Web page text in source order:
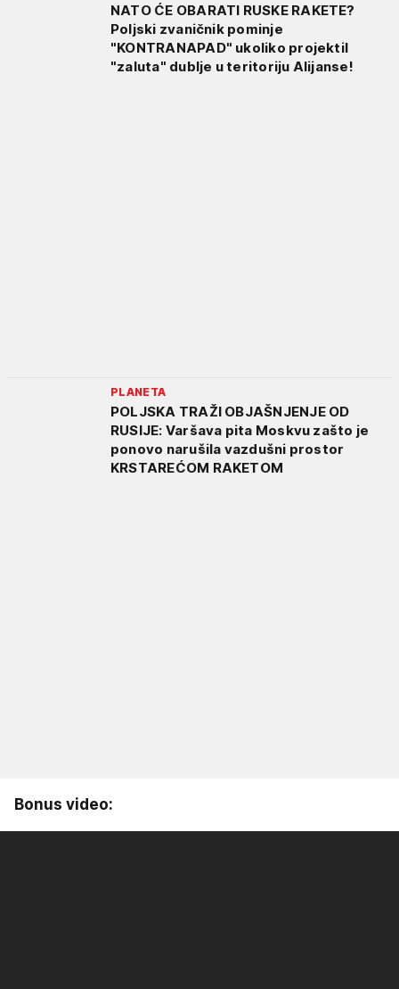
NATO ĆE OBARATI RUSKE RAKETE?
Poljski zvaničnik pominje
"KONTRANAPAD" ukoliko projektil
"zaluta" dublje u teritoriju Alijanse!
PLANETA
POLJSKA TRAŽI OBJAŠNJENJE OD
RUSIJE: Varšava pita Moskvu zašto je
ponovo narušila vazdušni prostor
KRSTAREĆOM RAKETOM
Bonus video: